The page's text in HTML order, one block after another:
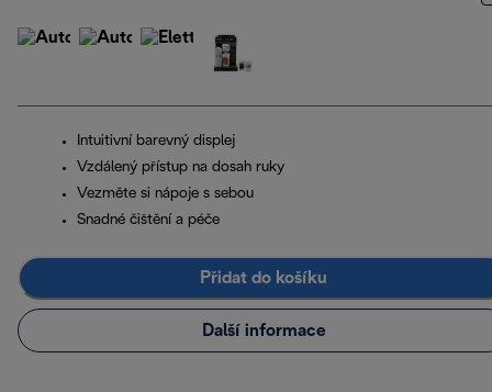
Intuitivní barevný displej
Vzdálený přístup na dosah ruky
Vezměte si nápoje s sebou
Snadné čištění a péče
Přidat do košíku
Další informace